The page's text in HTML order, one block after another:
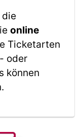
die
online
Ticketarten
oder
können